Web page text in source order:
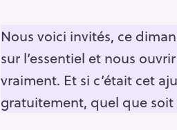
Nous voici invités, ce
sur l’essentiel et nous
vraiment. Et si c’était cet
gratuitement, quel que